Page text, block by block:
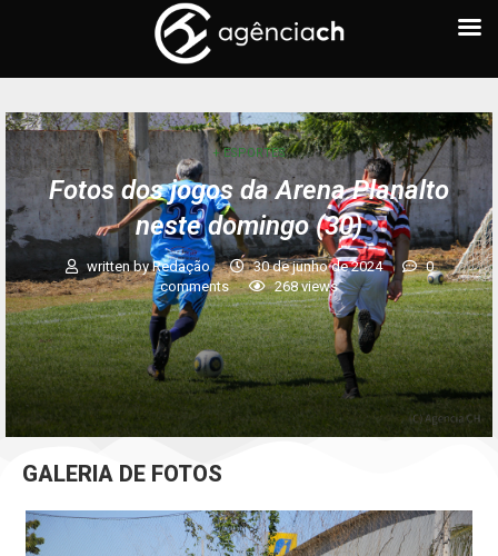
+ ESPORTES
Fotos dos jogos da Arena Planalto
neste domingo (30)
written byRedação 30 de junho de 2024
0
comments
268views
GALERIA DE FOTOS